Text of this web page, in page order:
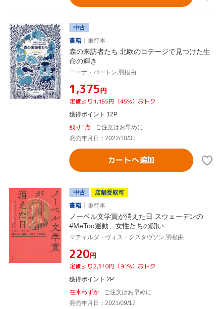
中古
書籍
単行本
森の来訪者たち 北欧のコテージで見つけた生
命の輝き
ニーナ・バートン,羽根由
¥1,375円
定価より1,155円（45%）おトク
獲得ポイント 12P
残り1点
ご注文はお早めに
発売年月日：2022/10/31
カートへ追加
中古
店舗受取可
書籍
単行本
ノーベル文学賞が消えた日 スウェーデンの
#MeToo運動、女性たちの闘い
マティルダ・ヴォス・グスタヴソン,羽根由
¥220円
定価より2,310円（91%）おトク
獲得ポイント 2P
在庫わずか
ご注文はお早めに
発売年月日：2021/09/17